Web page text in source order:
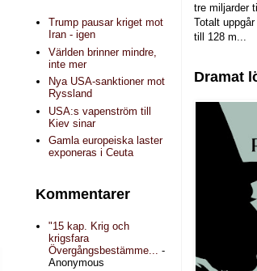
Trump pausar kriget mot
Iran - igen
Världen brinner mindre,
inte mer
Nya USA-sanktioner mot
Ryssland
USA:s vapenström till
Kiev sinar
Gamla europeiska laster
exponeras i Ceuta
Kommentarer
"15 kap. Krig och
krigsfara
Övergångsbestämme...
-
Anonymous
tre miljarder
Totalt
till 128 m...
Dramat